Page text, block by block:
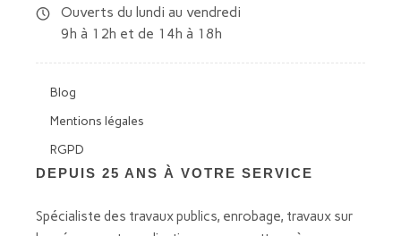
Ouverts du lundi au vendredi
9h à 12h et de 14h à 18h
Blog
Mentions légales
RGPD
DEPUIS 25 ANS À VOTRE SERVICE
Spécialiste des travaux publics, enrobage, travaux sur